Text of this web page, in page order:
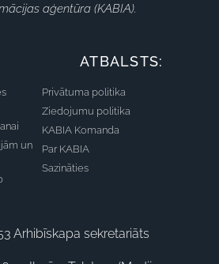
aģentūra (KABIA).
un
ATBALSTS:
Privātuma politika
Ziedojumu politika
KABIA Komanda
Par KABIA
Sazināties
Arhibīskapa sekretariāts